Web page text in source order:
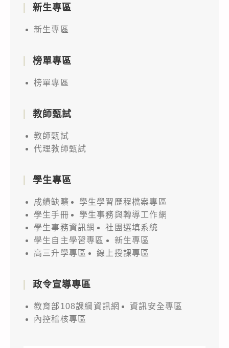
新生專區
新生專區
榜單專區
榜單專區
教師甄試
教師甄試
代理教師甄試
學生專區
成績缺曠
學生學習歷程檔案專區
學生手冊
學生事務與轉導工作網
學生事務資訊網
社團選填系統
學生自主學習專區
新生專區
高三升學專區
線上授課專區
政令宣導專區
教育部108課綱資訊網
資訊安全專區
內控稽核專區